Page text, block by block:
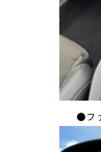
●フ